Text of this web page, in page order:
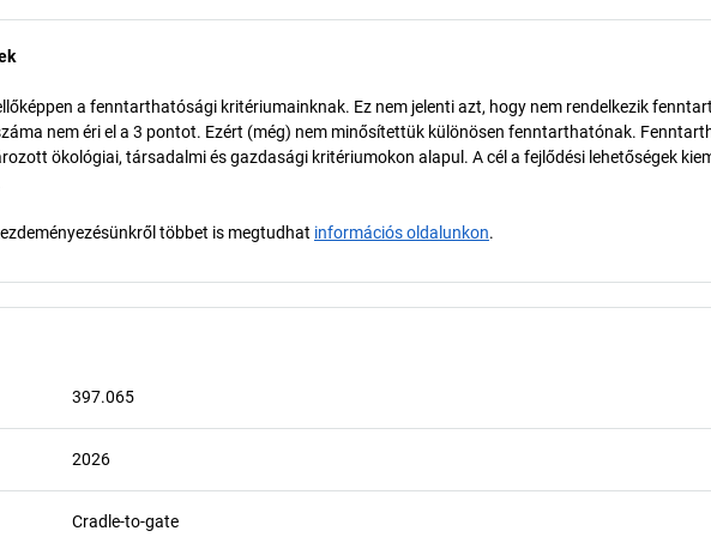
a fenntarthatósági kritériumainknak. Ez nem jelenti azt, hogy nem rendelkezik
nem éri el a 3 pontot. Ezért (még) nem minősítettük különösen fenntarthatónak.
ökológiai, társadalmi és gazdasági kritériumokon alapul. A cél a fejlődési lehetőségek
többet is megtudhat információs oldalunkon.
397.065
2026
Cradle-to-gate